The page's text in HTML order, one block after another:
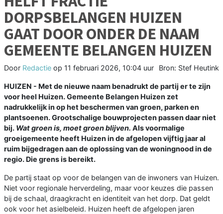
DORPSBELANGEN HUIZEN
GAAT DOOR ONDER DE NAAM
GEMEENTE BELANGEN HUIZEN
Door Redactie op 11 februari 2026, 10:04 uur Bron: Stef Heutink
HUIZEN - Met de nieuwe naam benadrukt de partij er te zijn
voor heel Huizen. Gemeente Belangen Huizen zet
nadrukkelijk in op het beschermen van groen, parken en
plantsoenen. Grootschalige bouwprojecten passen daar niet
bij. Wat groen is, moet groen blijven. Als voormalige
groeigemeente heeft Huizen in de afgelopen vijftig jaar al
ruim bijgedragen aan de oplossing van de woningnood in de
regio. Die grens is bereikt.
De partij staat op voor de belangen van de inwoners van Huizen.
Niet voor regionale herverdeling, maar voor keuzes die passen
bij de schaal, draagkracht en identiteit van het dorp. Dat geldt
ook voor het asielbeleid. Huizen heeft de afgelopen jaren